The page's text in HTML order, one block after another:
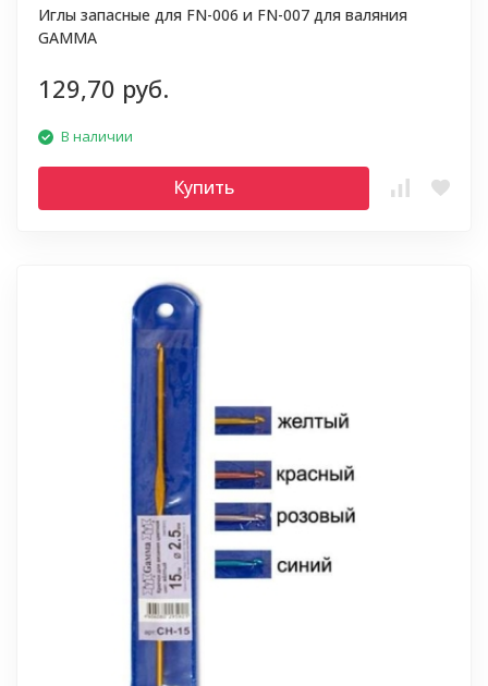
Иглы запасные для FN-006 и FN-007 для валяния
GAMMA
129,70 руб.
В наличии
Купить